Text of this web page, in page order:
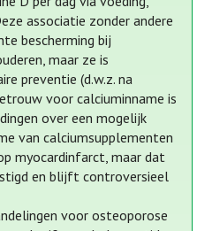
associatie zonder andere
bescherming bij
maar ze is
preventie (d.w.z. na
voor calciuminname is
over een mogelijk
van calciumsupplementen
myocardinfarct, maar dat
en blijft controversieel
voor osteoporose